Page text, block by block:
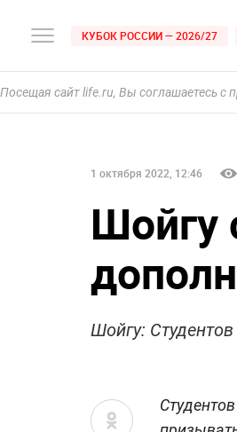
КУБОК РОССИИ — 2026/27
Посещая сайт life.ru, Вы соглашаетесь с
1 октября 2022, 12:46
Шойгу
Шойгу: